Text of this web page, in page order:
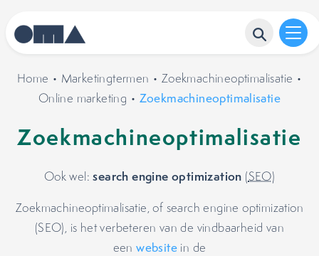
Home • Marketingtermen • Zoekmachineoptimalisatie •
Online marketing • Zoekmachineoptimalisatie
Zoekmachineoptimalisatie
Ook wel:search engine optimization (SEO)
Zoekmachineoptimalisatie, of search engine optimization
(SEO), is het verbeteren van de vindbaarheid van
eenwebsite in de